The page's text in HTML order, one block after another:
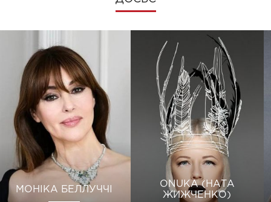
МОНІКА БЕЛЛУЧЧІ
ONUKA (НАТА
ЖИЖЧЕНКО)